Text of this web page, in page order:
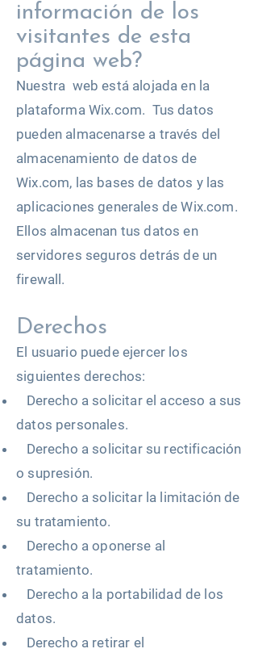
información de los
visitantes de esta
página web?​
Nuestra web está alojada en la
plataforma Wix.com. Tus datos
pueden almacenarse a través del
almacenamiento de datos de
Wix.com, las bases de datos y las
aplicaciones generales de Wix.com.
Ellos almacenan tus datos en
servidores seguros detrás de un
firewall.
Derechos
El usuario puede ejercer los
siguientes derechos:
Derecho a solicitar el acceso a sus
datos personales.
Derecho a solicitar su rectificación
o supresión.
Derecho a solicitar la limitación de
su tratamiento.
Derecho a oponerse al
tratamiento.
Derecho a la portabilidad de los
datos.
Derecho a retirar el